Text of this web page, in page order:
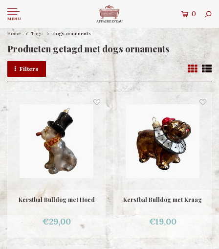
MENU
0
Home Tags dogs ornaments
Producten getagd met dogs ornaments
Filters
Kerstbal Bulldog met Hoed
€29,00
Kerstbal Bulldog met Kraag
€19,00